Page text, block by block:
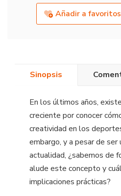
Añadir a favoritos
Sinopsis
En los últimos años,
creciente por conocer
creatividad en los
embargo, y a pesar de
actualidad, ¿sabemos de
alude este concepto y
implicaciones prácticas?